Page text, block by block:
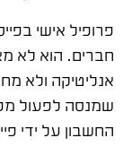
חברים. הוא לא
אנליטיקה ולא
שמנסה לפעול
החשבון על ידי